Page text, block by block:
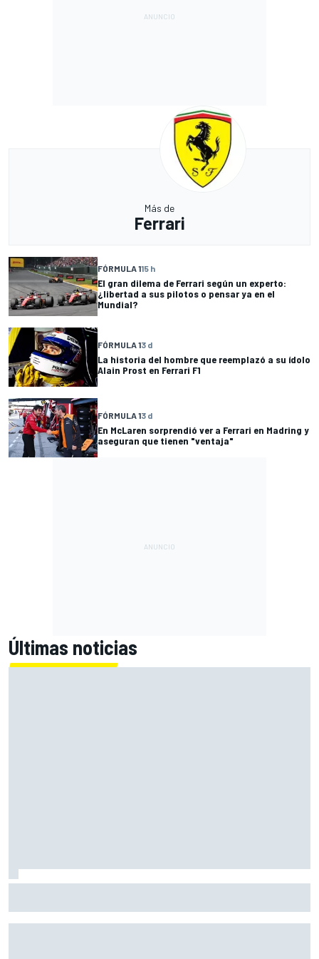
Más de
Ferrari
FÓRMULA 115 h
El gran dilema de Ferrari según un experto:
¿libertad a sus pilotos o pensar ya en el
Mundial?
FÓRMULA 13 d
La historia del hombre que reemplazó a su ídolo
Alain Prost en Ferrari F1
FÓRMULA 13 d
En McLaren sorprendió ver a Ferrari en Madring y
aseguran que tienen "ventaja"
Últimas noticias